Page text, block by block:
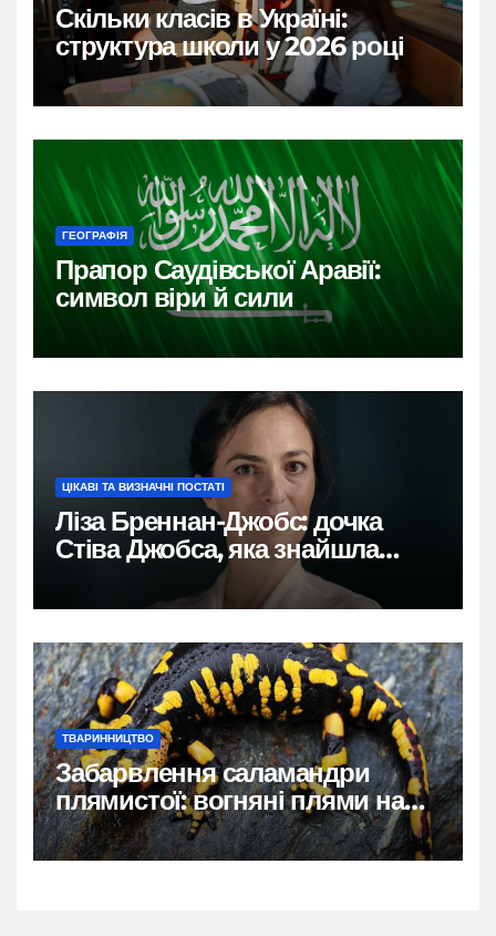
Скільки класів в Україні:
структура школи у 2026 році
ГЕОГРАФІЯ
Прапор Саудівської Аравії:
символ віри й сили
ЦІКАВІ ТА ВИЗНАЧНІ ПОСТАТІ
Ліза Бреннан-Джобс: дочка
Стіва Джобса, яка знайшла
власний голос
ТВАРИННИЦТВО
Забарвлення саламандри
плямистої: вогняні плями на
чорному тлі